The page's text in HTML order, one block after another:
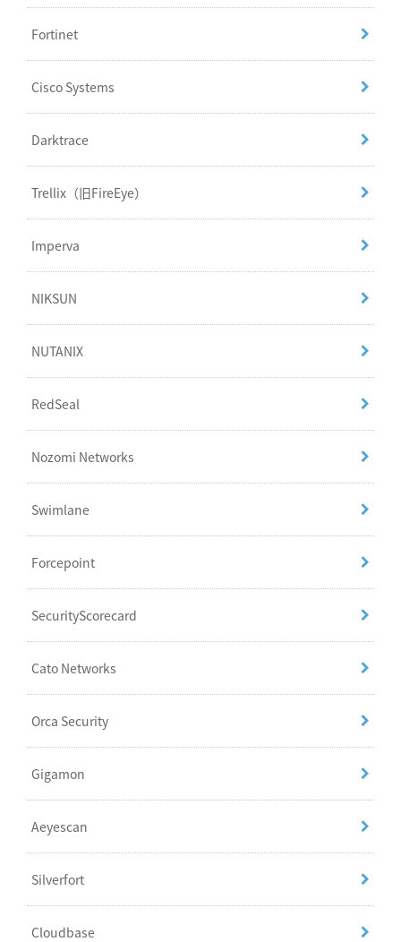
Fortinet
Cisco Systems
Darktrace
Trellix（旧FireEye）
Imperva
NIKSUN
NUTANIX
RedSeal
Nozomi Networks
Swimlane
Forcepoint
SecurityScorecard
Cato Networks
Orca Security
Gigamon
Aeyescan
Silverfort
Cloudbase